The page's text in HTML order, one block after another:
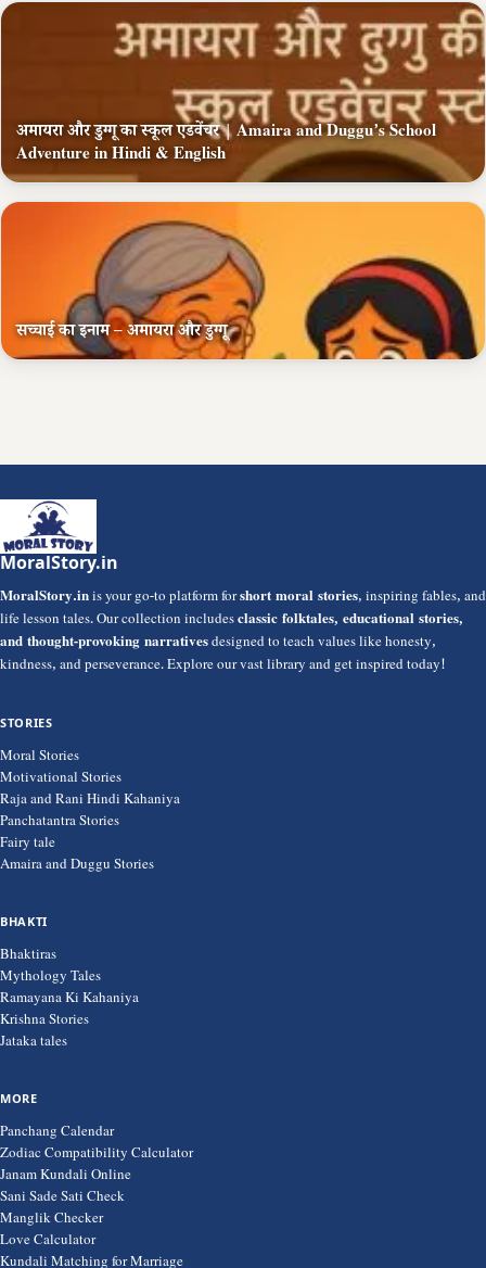
अमायरा और डुग्गू का स्कूल एडवेंचर | Amaira and Duggu’s School
Adventure in Hindi & English
सच्चाई का इनाम – अमायरा और डुग्गू
MoralStory.in
MoralStory.inis your go-to platform forshort moral stories, inspiring fables, and
life lesson tales. Our collection includesclassic folktales, educational stories,
and thought-provoking narrativesdesigned to teach values like honesty,
kindness, and perseverance. Explore our vast library and get inspired today!
STORIES
Moral Stories
Motivational Stories
Raja and Rani Hindi Kahaniya
Panchatantra Stories
Fairy tale
Amaira and Duggu Stories
BHAKTI
Bhaktiras
Mythology Tales
Ramayana Ki Kahaniya
Krishna Stories
Jataka tales
MORE
Panchang Calendar
Zodiac Compatibility Calculator
Janam Kundali Online
Sani Sade Sati Check
Manglik Checker
Love Calculator
Kundali Matching for Marriage